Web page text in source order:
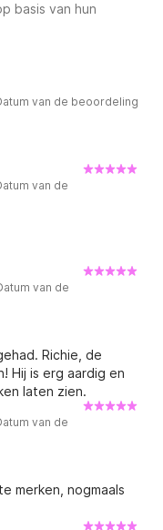
basis van hun
van de beoordeling
van de
van de
Richie, de
Hij is erg aardig en
laten zien.
van de
merken, nogmaals